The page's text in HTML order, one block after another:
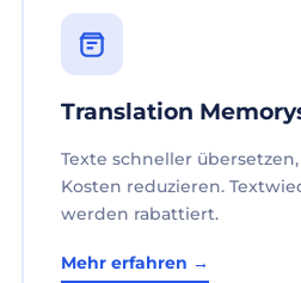
Translation
Texte schneller
Kosten reduzieren.
werden rabattiert.
Mehr erfahren →